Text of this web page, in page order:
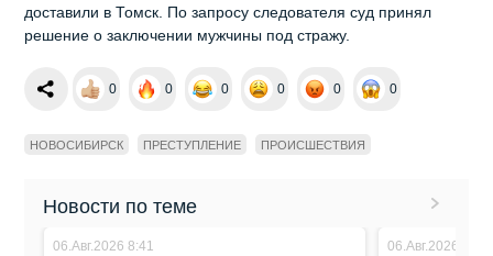
доставили в Томск. По запросу следователя суд принял
решение о заключении мужчины под стражу.
0 0 0 0 0 0
НОВОСИБИРСК ПРЕСТУПЛЕНИЕ ПРОИСШЕСТВИЯ
Новости по теме
06.Авг.2026 8:41 06.Авг.2026 8:23